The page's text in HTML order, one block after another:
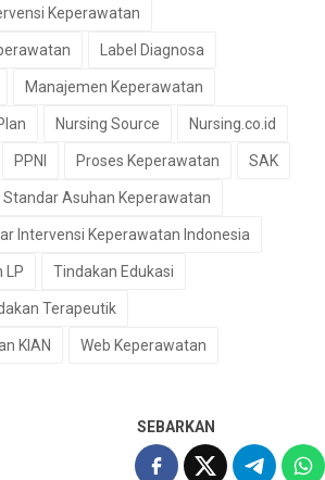
Keperawatan
Label Diagnosa
Manajemen Keperawatan
Nursing Source Nursing.co.id
PPNI Proses Keperawatan SAK
Standar Asuhan Keperawatan
Intervensi Keperawatan Indonesia
LP Tindakan Edukasi
Terapeutik
KIAN Web Keperawatan
SEBARKAN